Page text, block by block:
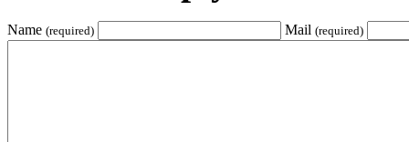
Name (required) Mail (required)